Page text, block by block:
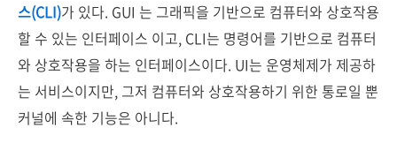
스(CLI)가 있다. GUI 는 그래픽을 기반으로 컴퓨터와 상호작용
할 수 있는 인터페이스 이고, CLI는 명령어를 기반으로 컴퓨터
와 상호작용을 하는 인터페이스이다. UI는 운영체제가 제공하
는 서비스이지만, 그저 컴퓨터와 상호작용하기 위한 통로일 뿐
커널에 속한 기능은 아니다.